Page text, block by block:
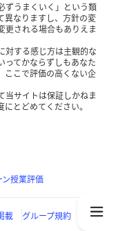
ずうまくいく」という類
異なりますし、方針の変
更される場合もありえま
対する感じ方は主観的な
ってかならずしもあなた
ここで評価の高くない企
当サイトは保証しかねま
とどめてください。
授業評価
載
グループ規約